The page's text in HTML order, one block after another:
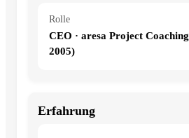
Rolle
CEO · aresa Project
2005)
Erfahrung